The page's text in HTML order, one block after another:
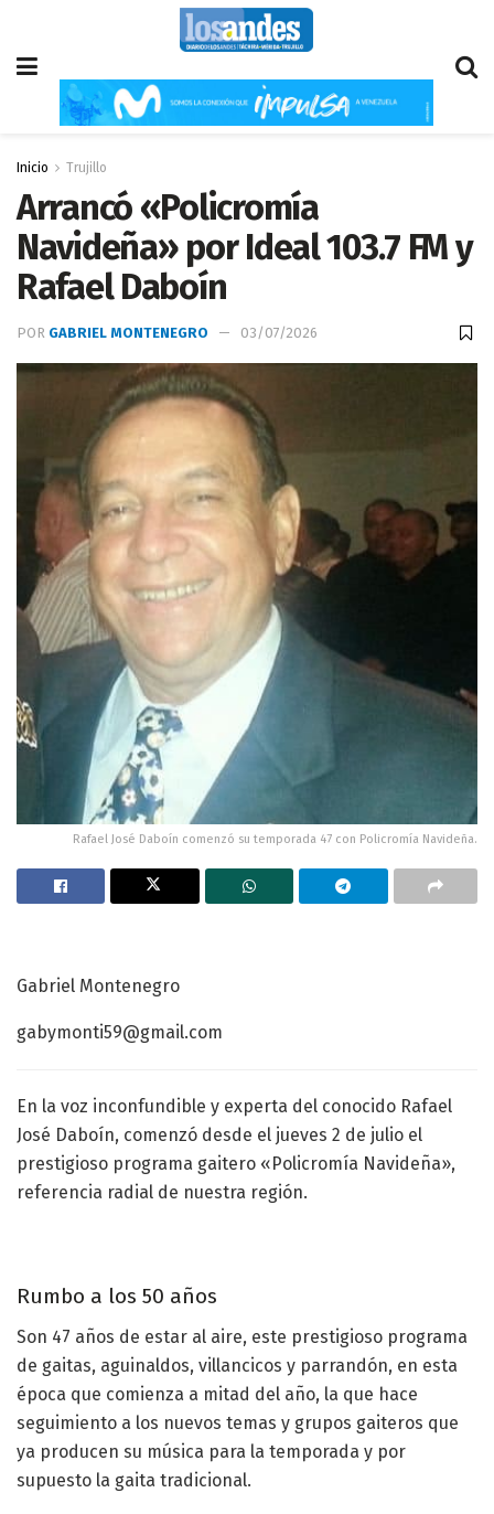
Inicio Trujillo
Arrancó «Policromía
Navideña» por Ideal 103.7 FM y
Rafael Daboín
POR GABRIEL MONTENEGRO 03/07/2026
Rafael José Daboín comenzó su temporada 47 con Policromía Navideña.
Gabriel Montenegro
gabymonti59@gmail.com
En la voz inconfundible y experta del conocido Rafael
José Daboín, comenzó desde el jueves 2 de julio el
prestigioso programa gaitero «Policromía Navideña»,
referencia radial de nuestra región.
Rumbo a los 50 años
Son 47 años de estar al aire, este prestigioso programa
de gaitas, aguinaldos, villancicos y parrandón, en esta
época que comienza a mitad del año, la que hace
seguimiento a los nuevos temas y grupos gaiteros que
ya producen su música para la temporada y por
supuesto la gaita tradicional.